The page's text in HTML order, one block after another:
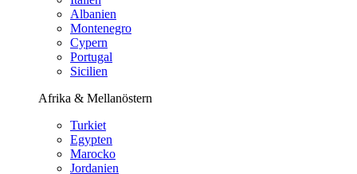
Albanien
Montenegro
Cypern
Portugal
Sicilien
Afrika & Mellanöstern
Turkiet
Egypten
Marocko
Jordanien